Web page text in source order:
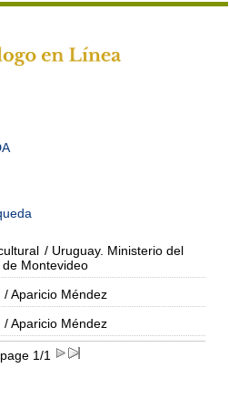
/ Uruguay. Ministerio del
Montevideo
/ Aparicio Méndez
/ Aparicio Méndez
page 1/1